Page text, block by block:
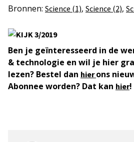
Bronnen: Science (1), Science (2),
Ben je geïnteresseerd in de
& technologie en wil je hier
lezen? Bestel dan hierons
Abonnee worden? Dat kan hier!